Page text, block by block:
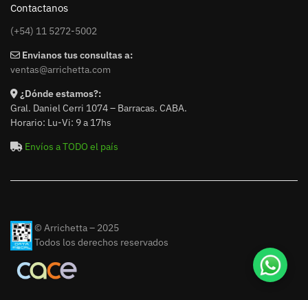
Contactanos
(+54) 11 5272-5002
Envianos tus consultas a:
ventas@arrichetta.com
¿Dónde estamos?:
Gral. Daniel Cerri 1074 – Barracas. CABA.
Horario: Lu-Vi: 9 a 17hs
Envíos a TODO el país
© Arrichetta – 2025
Todos los derechos reservados